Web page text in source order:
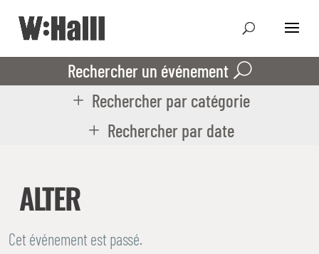
Rechercher un événement
Rechercher par catégorie
Rechercher par date
ALTER
Cet événement est passé.